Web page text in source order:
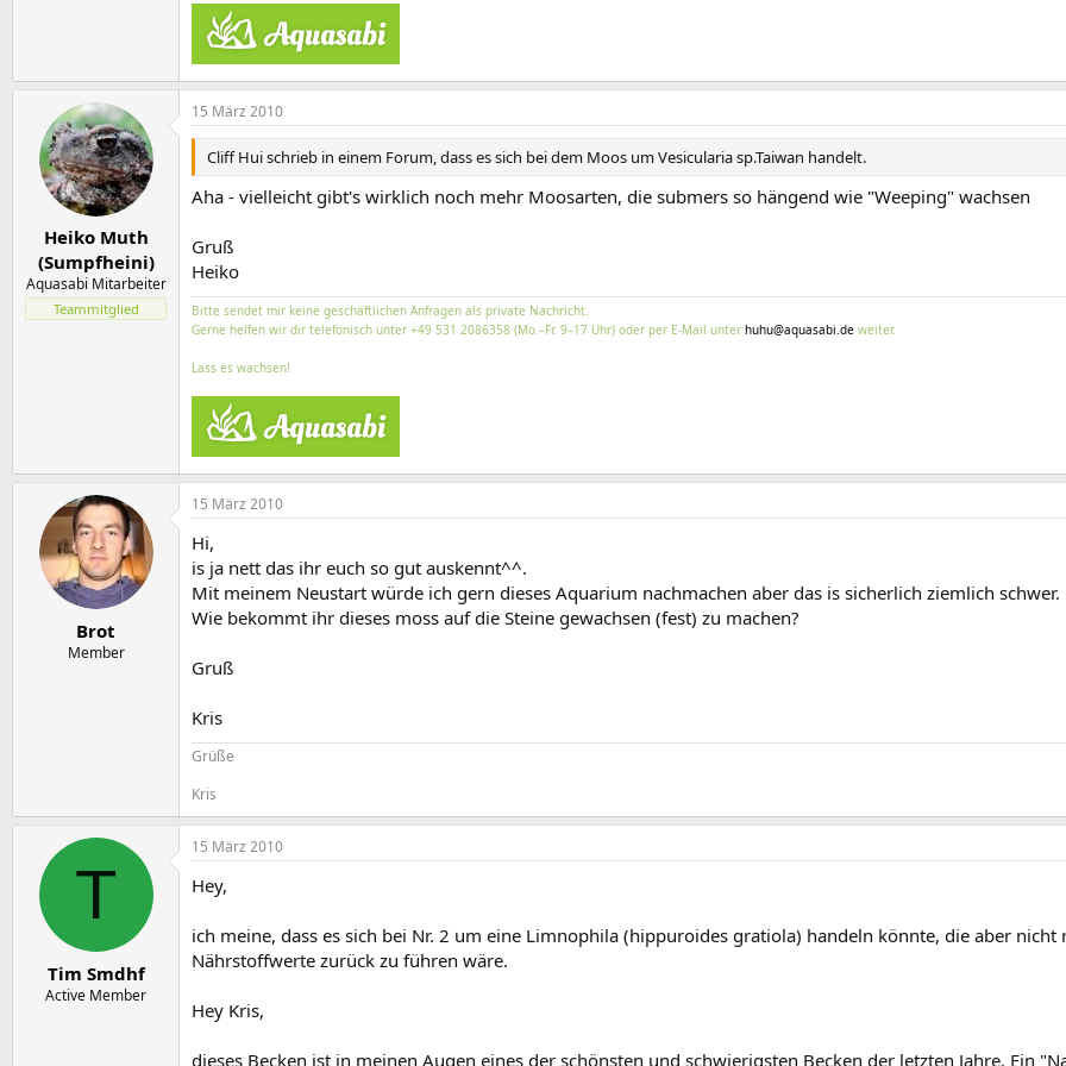
Heiko Muth
(Sumpfheini)
Aquasabi Mitarbeiter
Teammitglied
15 März 2010
Cliff Hui schrieb in einem Forum, dass es sich bei dem Moos um Vesicularia sp.Taiwan handelt.
Aha - vielleicht gibt's wirklich noch mehr Moosarten, die submers so hängend wie "Weeping" wachsen
Gruß
Heiko
Bitte sendet mir keine geschäftlichen Anfragen als private Nachricht.
Gerne helfen wir dir telefonisch unter +49 531 2086358 (Mo.–Fr. 9–17 Uhr) oder per E-Mail unter huhu@aquasabi.de weiter.
Lass es wachsen!
Brot
Member
15 März 2010
Hi,
is ja nett das ihr euch so gut auskennt^^.
Mit meinem Neustart würde ich gern dieses Aquarium nachmachen aber das is sicherlich ziemlich schwer.
Wie bekommt ihr dieses moss auf die Steine gewachsen (fest) zu machen?
Gruß
Kris
Grüße
Kris
T
Tim Smdhf
Active Member
15 März 2010
Hey,
ich meine, dass es sich bei Nr. 2 um eine Limnophila (hippuroides gratiola) handeln könnte, die aber
Nährstoffwerte zurück zu führen wäre.
Hey Kris,
dieses Becken ist in meinen Augen eines der schönsten und schwierigsten Becken der letzten Jahre. Ein